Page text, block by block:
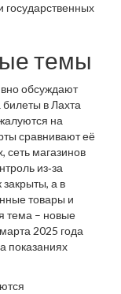
государственных
темы
обсуждают
в Лахта
на
сравнивают её
сеть магазинов
из‑за
а в
товары и
тема – новые
2025 года
показаниях